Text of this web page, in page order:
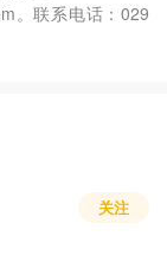
。联系电话：029
关注